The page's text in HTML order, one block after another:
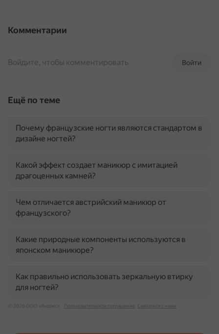
Комментарии
Войти
Войдите, чтобы комментировать
Ещё по теме
Почему французские ногти являются стандартом в
дизайне ногтей?
Какой эффект создает маникюр с имитацией
драгоценных камней?
Чем отличается австрийский маникюр от
французского?
Какие природные компоненты используются в
японском маникюре?
Как правильно использовать зеркальную втирку
для ногтей?
© 2026 ООО «Яндекс» Пользовательское соглашение Связаться с нами